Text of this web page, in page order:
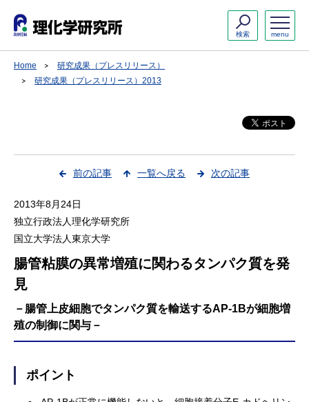
menu
検索
Home
研究成果（プレスリリース）
研究成果（プレスリリース）2013
前の記事 一覧へ戻る 次の記事
2013年8月24日
独立行政法人理化学研究所
国立大学法人東京大学
腸管粘膜の異常増殖に関わるタンパク質を発
見
－腸管上皮細胞でタンパク質を輸送するAP-1Bが細胞増
殖の制御に関与－
ポイント